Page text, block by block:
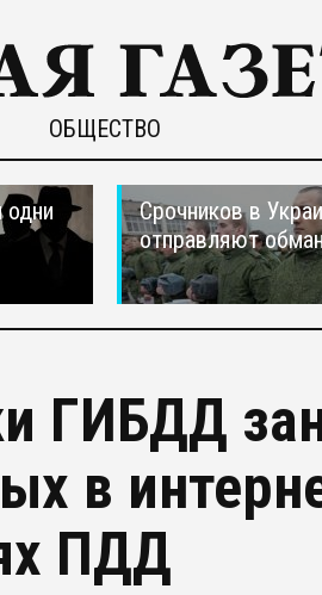
ОБЩЕСТВО
Срочников в
отправляют
ГИБДД
в
ПДД